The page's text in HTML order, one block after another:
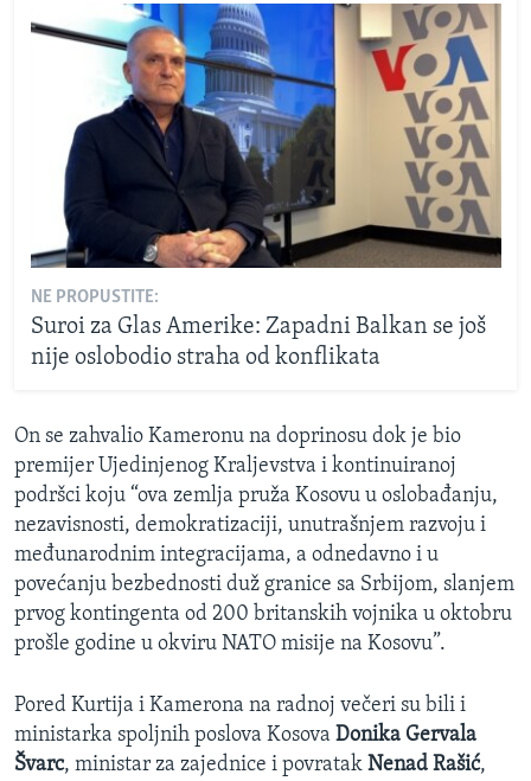
NE PROPUSTITE:
Suroi za Glas Amerike: Zapadni Balkan se još
nije oslobodio straha od konflikata
On se zahvalio Kameronu na doprinosu dok je bio
premijer Ujedinjenog Kraljevstva i kontinuiranoj
podršci koju “ova zemlja pruža Kosovu u oslobađanju,
nezavisnosti, demokratizaciji, unutrašnjem razvoju i
međunarodnim integracijama, a odnedavno i u
povećanju bezbednosti duž granice sa Srbijom, slanjem
prvog kontingenta od 200 britanskih vojnika u oktobru
prošle godine u okviru NATO misije na Kosovu”.
Pored Kurtija i Kamerona na radnoj večeri su bili i
ministarka spoljnih poslova Kosova Donika Gervala
Švarc, ministar za zajednice i povratak Nenad Rašić,